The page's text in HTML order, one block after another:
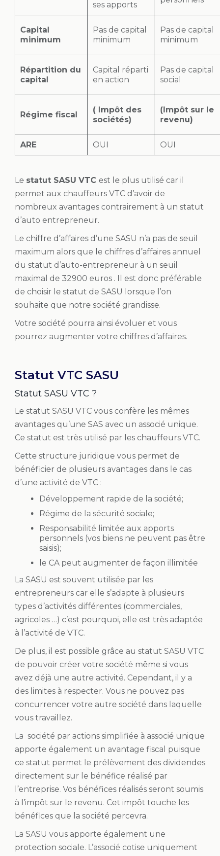
ses apports
Capital
minimum
Pas de capital
minimum
Pas de capital
minimum
Répartition du
capital
Capital réparti
en action
Pas de capital
social
Régime fiscal
( Impôt des
sociétés)
(Impôt sur le
revenu)
ARE OUI OUI
Le statut SASU VTC est le plus utilisé car il
permet aux chauffeurs VTC d’avoir de
nombreux avantages contrairement à un statut
d’auto entrepreneur.
Le chiffre d’affaires d’une SASU n’a pas de seuil
maximum alors que le chiffres d’affaires annuel
du statut d’auto-entrepreneur à un seuil
maximal de 32900 euros . Il est donc préférable
de choisir le statut de SASU lorsque l’on
souhaite que notre société grandisse.
Votre société pourra ainsi évoluer et vous
pourrez augmenter votre chiffres d’affaires.
Statut VTC SASU
Statut SASU VTC ?
Le statut SASU VTC vous confère les mêmes
avantages qu’une SAS avec un associé unique.
Ce statut est très utilisé par les chauffeurs VTC.
Cette structure juridique vous permet de
bénéficier de plusieurs avantages dans le cas
d’une activité de VTC :
Développement rapide de la société;
Régime de la sécurité sociale;
Responsabilité limitée aux apports
personnels (vos biens ne peuvent pas être
saisis);
le CA peut augmenter de façon illimitée
La SASU est souvent utilisée par les
entrepreneurs car elle s’adapte à plusieurs
types d’activités différentes (commerciales,
agricoles …) c’est pourquoi, elle est très adaptée
à l’activité de VTC.
De plus, il est possible grâce au statut SASU VTC
de pouvoir créer votre société même si vous
avez déjà une autre activité. Cependant, il y a
des limites à respecter. Vous ne pouvez pas
concurrencer votre autre société dans laquelle
vous travaillez.
La société par actions simplifiée à associé unique
apporte également un avantage fiscal puisque
ce statut permet le prélèvement des dividendes
directement sur le bénéfice réalisé par
l’entreprise. Vos bénéfices réalisés seront soumis
à l’impôt sur le revenu. Cet impôt touche les
bénéfices que la société percevra.
La SASU vous apporte également une
protection sociale. L’associé cotise uniquement